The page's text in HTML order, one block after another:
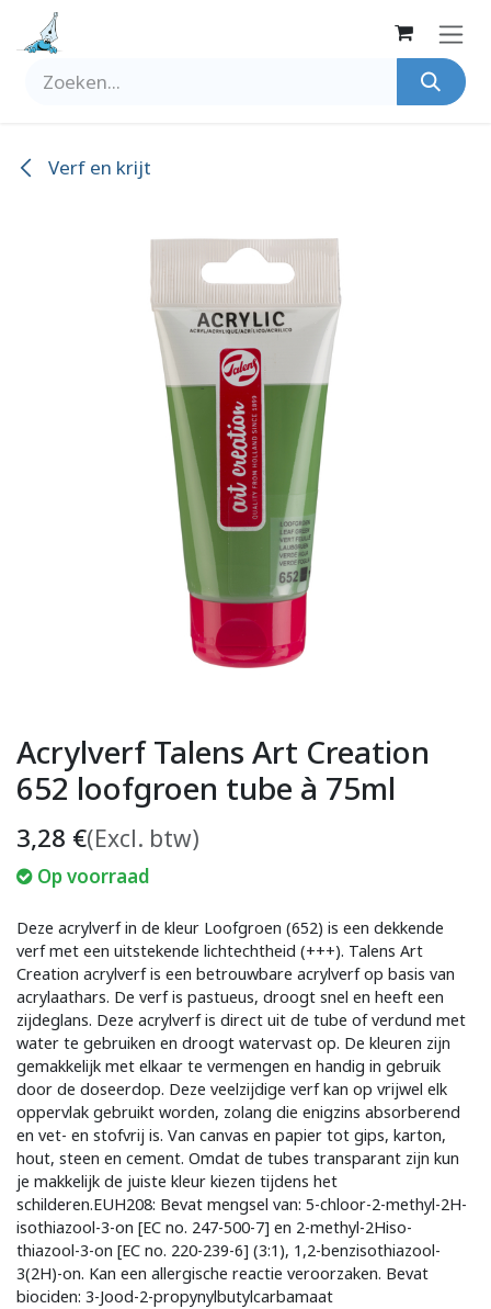
Overslaan naar inhoud
Verf en krijt
Acrylverf Talens Art Creation
652 loofgroen tube à 75ml
3,28 €(Excl. btw)
Op voorraad
Deze acrylverf in de kleur Loofgroen (652) is een dekkende
verf met een uitstekende lichtechtheid (+++). Talens Art
Creation acrylverf is een betrouwbare acrylverf op basis van
acrylaathars. De verf is pastueus, droogt snel en heeft een
zijdeglans. Deze acrylverf is direct uit de tube of verdund met
water te gebruiken en droogt watervast op. De kleuren zijn
gemakkelijk met elkaar te vermengen en handig in gebruik
door de doseerdop. Deze veelzijdige verf kan op vrijwel elk
oppervlak gebruikt worden, zolang die enigzins absorberend
en vet- en stofvrij is. Van canvas en papier tot gips, karton,
hout, steen en cement. Omdat de tubes transparant zijn kun
je makkelijk de juiste kleur kiezen tijdens het
schilderen.EUH208: Bevat mengsel van: 5-chloor-2-methyl-2H-
isothiazool-3-on [EC no. 247-500-7] en 2-methyl-2Hiso-
thiazool-3-on [EC no. 220-239-6] (3:1), 1,2-benzisothiazool-
3(2H)-on. Kan een allergische reactie veroorzaken. Bevat
biociden: 3-Jood-2-propynylbutylcarbamaat